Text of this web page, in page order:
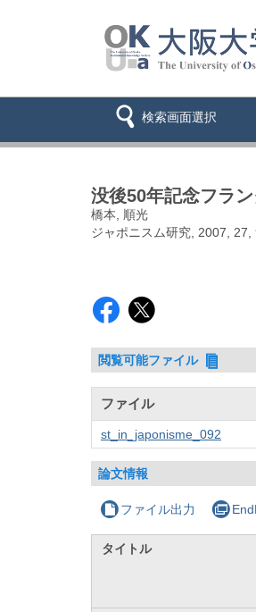
検索画面選択
没後50年記念フラ
橋本, 順光
ジャポニスム研究, 2007, 27,
閲覧可能ファイル
ファイル
st_in_japonisme_092
論文情報
ファイル出力
タイトル